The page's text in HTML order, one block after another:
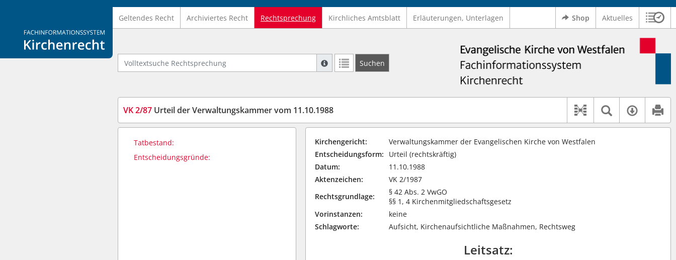
Logo Fachinformationssystem Kirchenrecht
Geltendes Recht Archiviertes Recht Rechtsprechung Kirchliches Amtsblatt Erläuterungen, Unterlagen Shop Aktuelles
Volltextsuche Rechtsprechung
Suche mit Platzhalter "*", Bsp. Pfarrer*, findet auch: "Pfarrerinitiative" oder "Pfarrerausschuss".
Weitere Suchoperatoren finden Sie in unserer Hilfe.
Suchen
VK 2/87 Urteil der Verwaltungskammer vom 11.10.1988
Dokument-
Textsuche
Tatbestand:
Entscheidungsgründe:
Kirchengericht:
Verwaltungskammer der Evangelischen Kirche von Westfalen
Entscheidungsform:
Urteil (rechtskräftig)
Datum:
11.10.1988
Aktenzeichen:
VK 2/1987
Rechtsgrundlage:
§ 42 Abs. 2 VwGO
§§ 1, 4 Kirchenmitgliedschaftsgesetz
Vorinstanzen:
keine
Schlagworte:
Aufsicht, Kirchenaufsichtliche Maßnahmen, Rechtsweg
Leitsatz: